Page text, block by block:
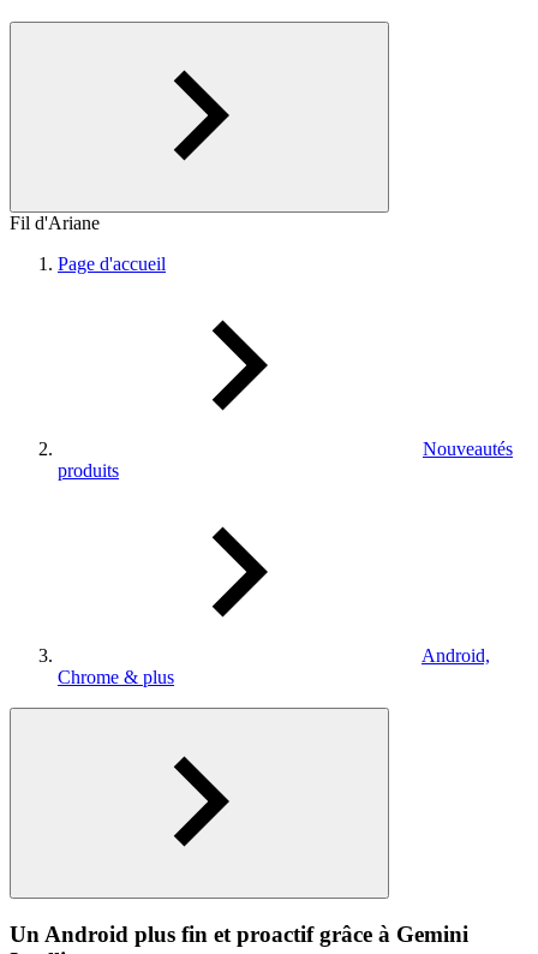
Fil d'Ariane
Page d'accueil
Nouveautés
produits
Android,
Chrome & plus
Un Android plus fin et proactif grâce à Gemini